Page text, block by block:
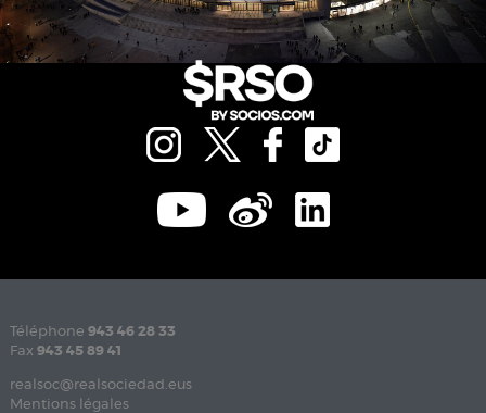
Téléphone 943 46 28 33
Fax 943 45 89 41
realsoc@realsociedad.eus
Mentions légales